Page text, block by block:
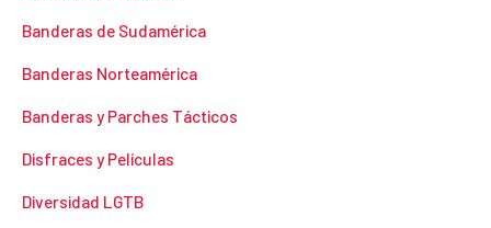
Banderas de Sudamérica
Banderas Norteamérica
Banderas y Parches Tácticos
Disfraces y Películas
Diversidad LGTB